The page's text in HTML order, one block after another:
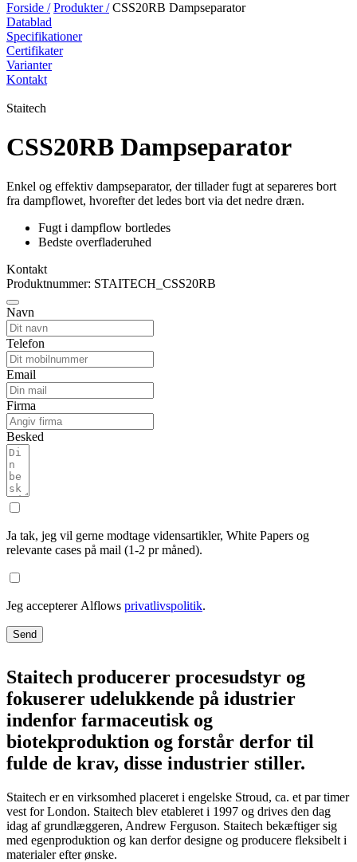
Forside / Produkter / CSS20RB Dampseparator
Datablad
Specifikationer
Certifikater
Varianter
Kontakt
Staitech
CSS20RB Dampseparator
Enkel og effektiv dampseparator, der tillader fugt at separeres bort
fra dampflowet, hvorefter det ledes bort via det nedre dræn.
Fugt i dampflow bortledes
Bedste overfladeruhed
Kontakt
Produktnummer: STAITECH_CSS20RB
Navn
Telefon
Email
Firma
Besked
Ja tak, jeg vil gerne modtage vidensartikler, White Papers og
relevante cases på mail (1-2 pr måned).
Jeg accepterer Alflows privatlivspolitik.
Send
Staitech producerer procesudstyr og
fokuserer udelukkende på idustrier
indenfor farmaceutisk og
biotekproduktion og forstår derfor til
fulde de krav, disse industrier stiller.
Staitech er en virksomhed placeret i engelske Stroud, ca. et par timer
vest for London. Staitech blev etableret i 1997 og drives den dag
idag af grundlæggeren, Andrew Ferguson. Staitech bekæftiger sig
med egenproduktion og kan derfor designe og producere fleksibelt i
materialer efter ønske.